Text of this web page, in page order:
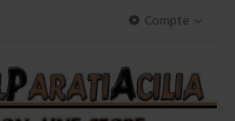
Compte